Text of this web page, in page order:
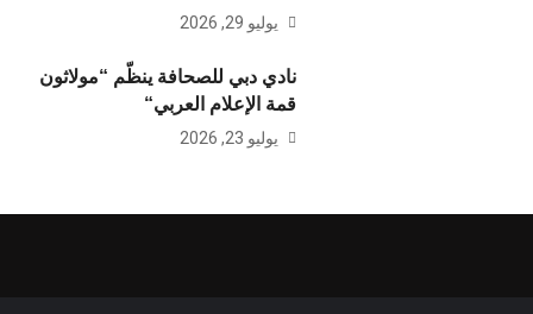
يوليو 29, 2026
نادي دبي للصحافة ينظّم “مولاثون
قمة الإعلام العربي“
يوليو 23, 2026